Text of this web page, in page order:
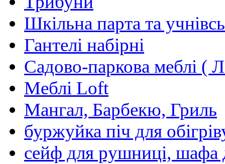
Шкільна парта та
Гантелі набірні
Садово-паркова меблі (
Меблі Loft
Мангал, Барбекю, Гриль
буржуйка піч для
сейф для рушниці, шафа